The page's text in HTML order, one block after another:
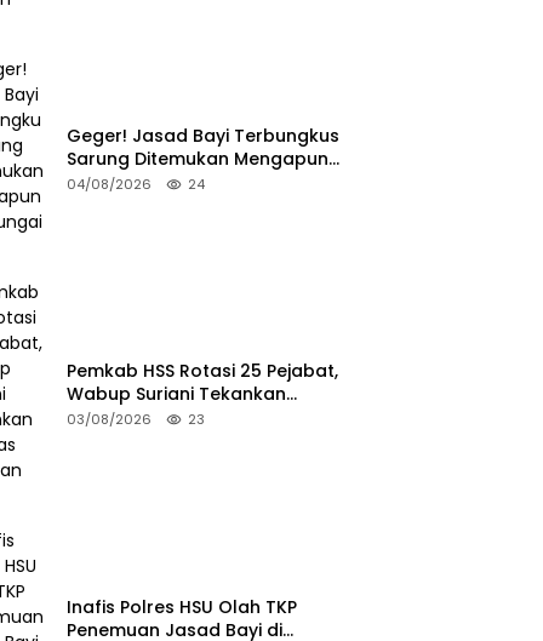
Geger! Jasad Bayi Terbungkus
Sarung Ditemukan Mengapung
di Sungai HSU
04/08/2026 24
Pemkab HSS Rotasi 25 Pejabat,
Wabup Suriani Tekankan
Kualitas Layanan Publik
03/08/2026 23
Inafis Polres HSU Olah TKP
Penemuan Jasad Bayi di